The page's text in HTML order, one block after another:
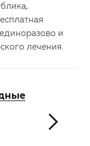
и
лечения.